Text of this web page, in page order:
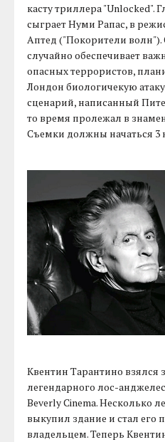
касту триллера "Unlocked".
сыграет Нуми Рапас, в
Аптед ("Покорители
случайно обеспечивает
опасных террористов,
Лондон биологичекую
сценарий, написанный
то время пролежал в
Съемки должны начаться 3
Квентин Тарантино взялся
легендарного лос-
Beverly Cinema. Несколько
выкупил здание и стал
владельцем. Теперь